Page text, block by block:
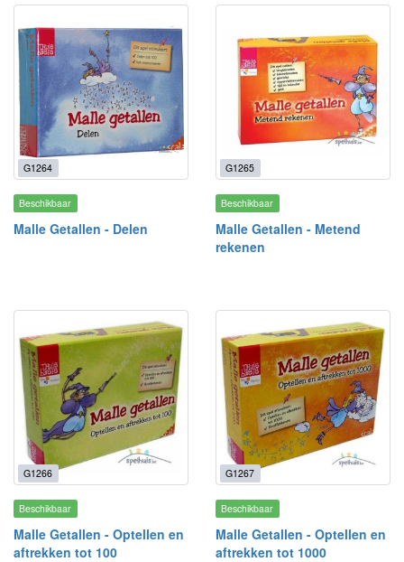
G1264
Beschikbaar
Malle Getallen - Delen
G1265
Beschikbaar
Malle Getallen - Metend
rekenen
G1266
Beschikbaar
Malle Getallen - Optellen en
aftrekken tot 100
G1267
Beschikbaar
Malle Getallen - Optellen en
aftrekken tot 1000